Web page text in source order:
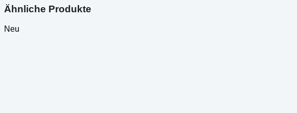
Ähnliche Produkte
Neu